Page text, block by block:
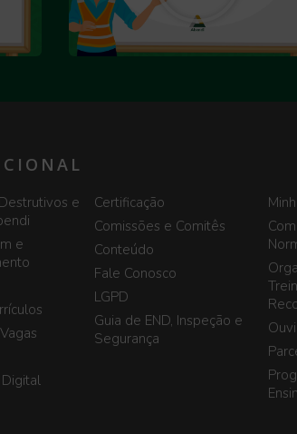
e
e
Digital
Certificação
Comissões e Comitês
Conteúdo
Fale Conosco
LGPD
Guia de END, Inspeção e
Segurança